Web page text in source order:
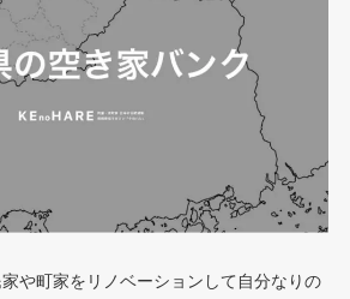
や町家をリノベーションして自分なりの